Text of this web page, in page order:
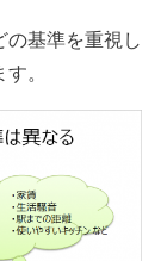
の基準を重視し
。